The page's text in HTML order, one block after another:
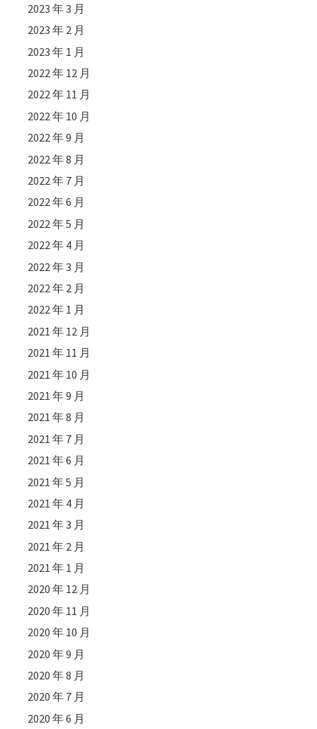
2023 年 3 月
2023 年 2 月
2023 年 1 月
2022 年 12 月
2022 年 11 月
2022 年 10 月
2022 年 9 月
2022 年 8 月
2022 年 7 月
2022 年 6 月
2022 年 5 月
2022 年 4 月
2022 年 3 月
2022 年 2 月
2022 年 1 月
2021 年 12 月
2021 年 11 月
2021 年 10 月
2021 年 9 月
2021 年 8 月
2021 年 7 月
2021 年 6 月
2021 年 5 月
2021 年 4 月
2021 年 3 月
2021 年 2 月
2021 年 1 月
2020 年 12 月
2020 年 11 月
2020 年 10 月
2020 年 9 月
2020 年 8 月
2020 年 7 月
2020 年 6 月